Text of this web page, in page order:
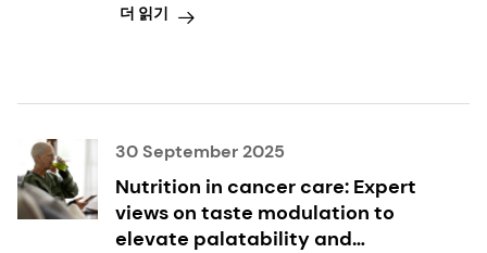
더 읽기
30 September 2025
Nutrition in cancer care: Expert
views on taste modulation to
elevate palatability and